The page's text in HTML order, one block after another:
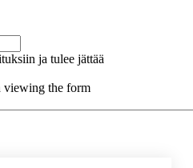
ja tulee jättää
viewing the form